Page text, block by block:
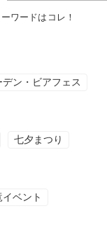
ワードはコレ！
デン・ビアフェス
七夕まつり
イベント